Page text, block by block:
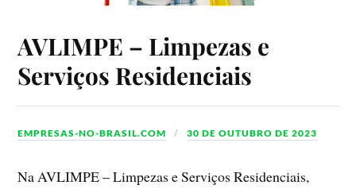
AVLIMPE – Limpezas e
Serviços Residenciais
EMPRESAS-NO-BRASIL.COM 30 DE OUTUBRO DE 2023
Na AVLIMPE – Limpezas e Serviços Residenciais,